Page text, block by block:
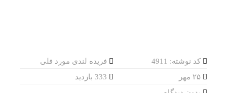
کد نوشته: 4911
فریده لندی مورد فلی